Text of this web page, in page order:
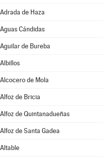
Adrada de Haza
Aguas Cándidas
Aguilar de Bureba
Albillos
Alcocero de Mola
Alfoz de Bricia
Alfoz de Quintanadueñas
Alfoz de Santa Gadea
Altable